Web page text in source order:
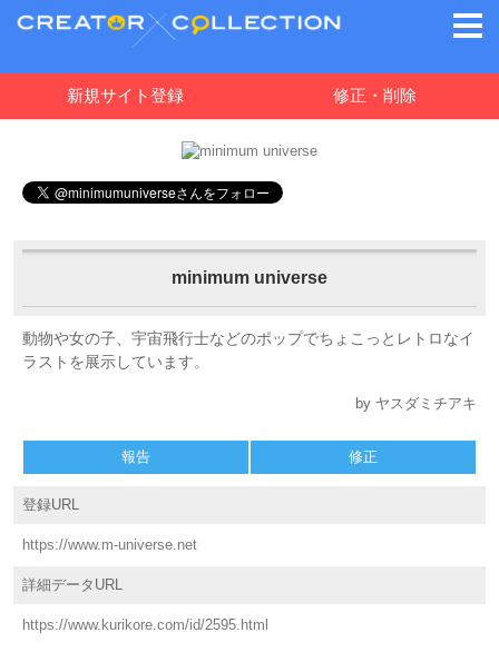
新規サイト登録 修正・削除
minimum universe
動物や女の子、宇宙飛行士などのポップでちょこっとレトロなイ
ラストを展示しています。
by ヤスダミチアキ
報告 修正
登録URL
https://www.m-universe.net
詳細データURL
https://www.kurikore.com/id/2595.html